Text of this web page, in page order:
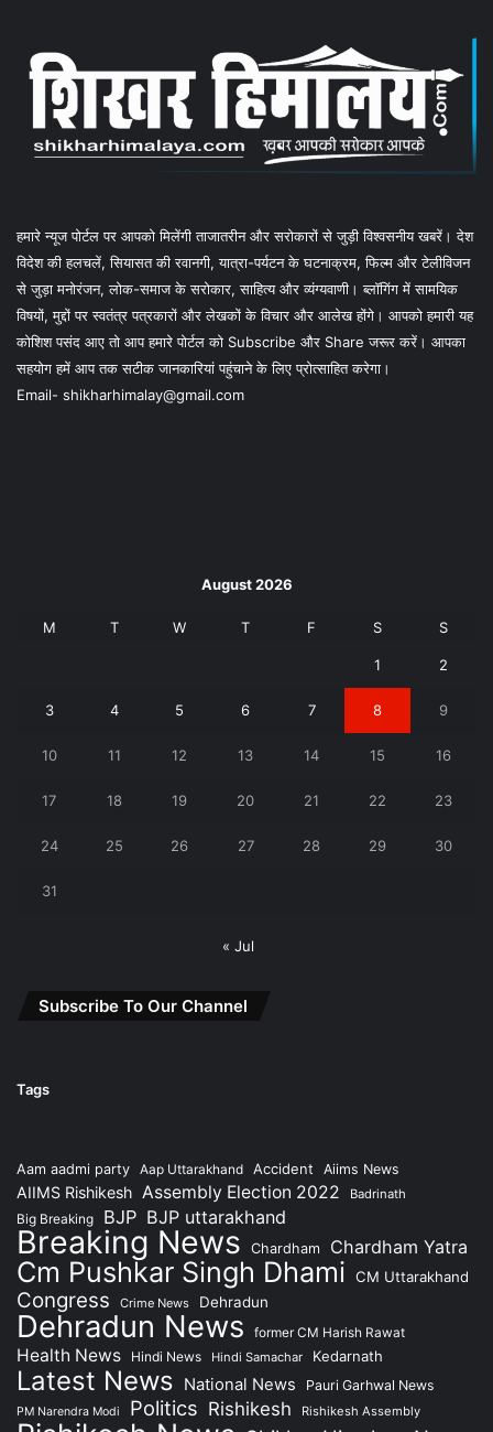
हमारे न्यूज पोर्टल पर आपको मिलेंगी ताजातरीन और सरोकारों से जुड़ी विश्वसनीय खबरें। देश
विदेश की हलचलें, सियासत की रवानगी, यात्रा-पर्यटन के घटनाक्रम, फिल्म और टेलीविजन
से जुड़ा मनोरंजन, लोक-समाज के सरोकार, साहित्य और व्यंग्यवाणी। ब्लॉगिंग में सामयिक
विषयों, मुद्दों पर स्वतंत्र पत्रकारों और लेखकों के विचार और आलेख होंगे। आपको हमारी यह
कोशिश पसंद आए तो आप हमारे पोर्टल को Subscribe और Share जरूर करें। आपका
सहयोग हमें आप तक सटीक जानकारियां पहुंचाने के लिए प्रोत्साहित करेगा।
Email- shikharhimalay@gmail.com
August 2026
M T W T F S S
1 2
3 4 5 6 7 8 9
10 11 12 13 14 15 16
17 18 19 20 21 22 23
24 25 26 27 28 29 30
31
« Jul
Subscribe To Our Channel
Tags
Aam aadmi party Aap Uttarakhand Accident Aiims News
AIIMS Rishikesh Assembly Election 2022 Badrinath
Big Breaking BJP BJP uttarakhand
Breaking News Chardham Chardham Yatra
Cm Pushkar Singh Dhami CM Uttarakhand
Congress Crime News Dehradun
Dehradun News former CM Harish Rawat
Health News Hindi News Hindi Samachar Kedarnath
Latest News National News Pauri Garhwal News
PM Narendra Modi Politics Rishikesh Rishikesh Assembly